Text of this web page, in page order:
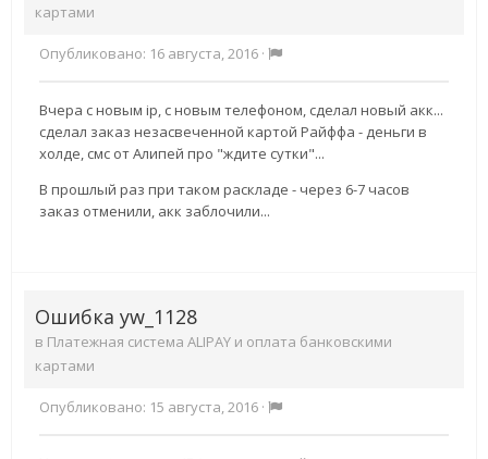
картами
Опубликовано: 16 августа, 2016 ·
Вчера с новым ip, с новым телефоном, сделал новый акк...
сделал заказ незасвеченной картой Райффа - деньги в
холде, смс от Алипей про "ждите сутки"...
В прошлый раз при таком раскладе - через 6-7 часов
заказ отменили, акк заблочили...
Ошибка yw_1128
в Платежная система ALIPAY и оплата банковскими
картами
Опубликовано: 15 августа, 2016 ·